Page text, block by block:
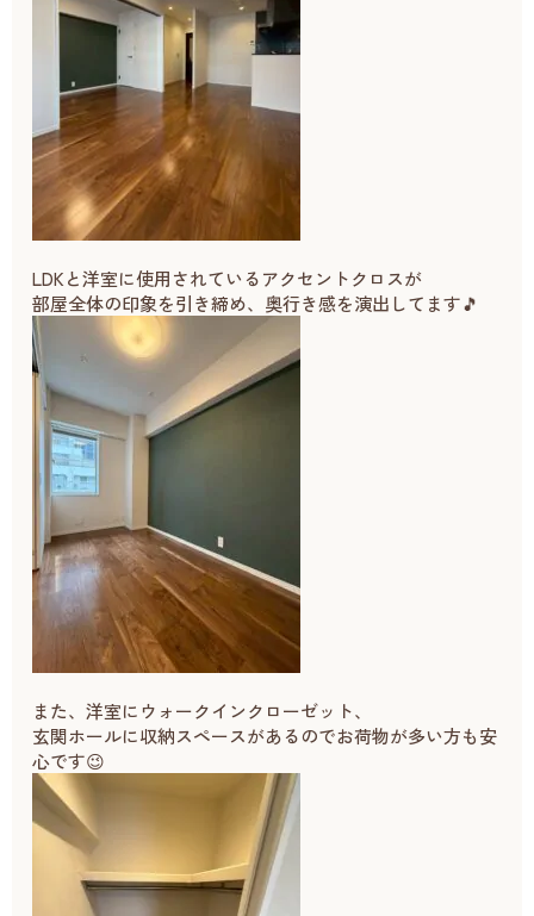
LDKと洋室に使用されているアクセントクロスが
部屋全体の印象を引き締め、奥行き感を演出してます🎵
また、洋室にウォークインクローゼット、
玄関ホールに収納スペースがあるのでお荷物が多い方も安
心です😉